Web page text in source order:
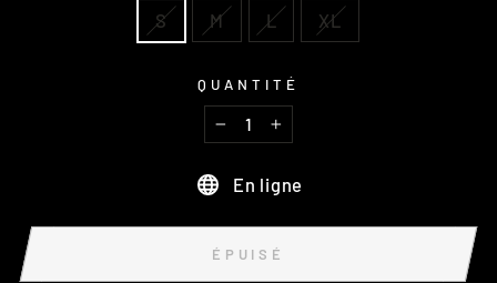
S M L XL
QUANTITÉ
− +
En ligne
ÉPUISÉ